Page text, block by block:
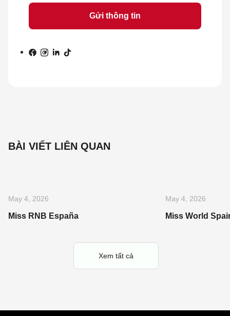
BÀI VIẾT LIÊN QUAN
May 4, 2026
Miss RNB España
May 4, 2026
Miss World
Xem tất cả